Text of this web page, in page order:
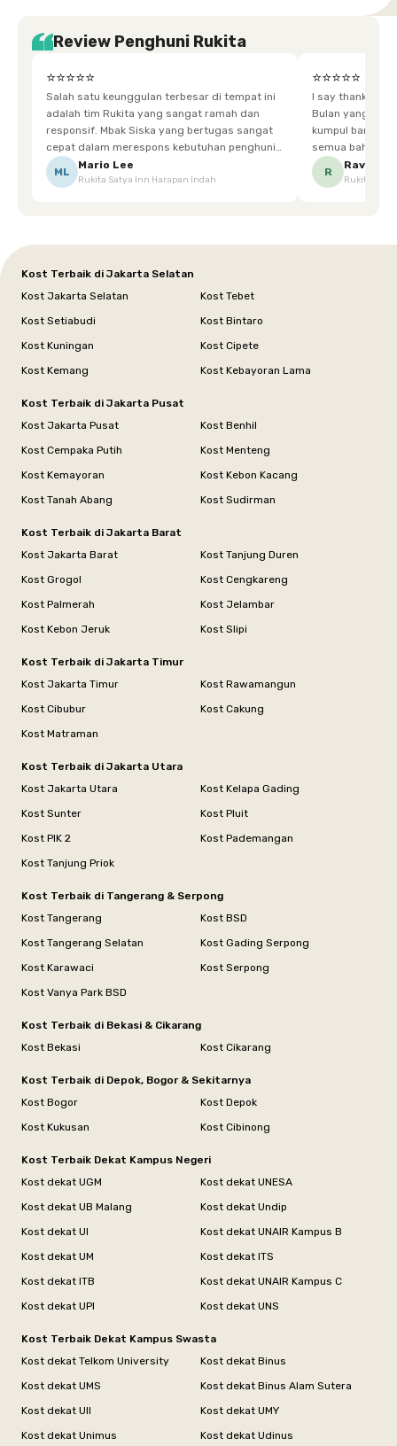
Review Penghuni Rukita
⭐⭐⭐⭐⭐
Salah satu keunggulan terbesar di tempat ini
adalah tim Rukita yang sangat ramah dan
responsif. Mbak Siska yang bertugas sangat
cepat dalam merespons kebutuhan penghuni.
Ketika saya meminta keset karena sempat
terpeleset, permintaan tersebut langsung
ML
Mario Lee
Rukita Satya Inn Harapan Indah
⭐⭐⭐⭐⭐
I say thankyou
Bulan yang super happy! banyak
kumpul bareng
semua bahagia
mgkn saran dari air aja & kebersihan lebih di
R
Ravena
Rukita
Kost Terbaik di Jakarta Selatan
Kost Jakarta Selatan
Kost Tebet
Kost Setiabudi
Kost Bintaro
Kost Kuningan
Kost Cipete
Kost Kemang
Kost Kebayoran Lama
Kost Terbaik di Jakarta Pusat
Kost Jakarta Pusat
Kost Benhil
Kost Cempaka Putih
Kost Menteng
Kost Kemayoran
Kost Kebon Kacang
Kost Tanah Abang
Kost Sudirman
Kost Terbaik di Jakarta Barat
Kost Jakarta Barat
Kost Tanjung Duren
Kost Grogol
Kost Cengkareng
Kost Palmerah
Kost Jelambar
Kost Kebon Jeruk
Kost Slipi
Kost Terbaik di Jakarta Timur
Kost Jakarta Timur
Kost Rawamangun
Kost Cibubur
Kost Cakung
Kost Matraman
Kost Terbaik di Jakarta Utara
Kost Jakarta Utara
Kost Kelapa Gading
Kost Sunter
Kost Pluit
Kost PIK 2
Kost Pademangan
Kost Tanjung Priok
Kost Terbaik di Tangerang & Serpong
Kost Tangerang
Kost BSD
Kost Tangerang Selatan
Kost Gading Serpong
Kost Karawaci
Kost Serpong
Kost Vanya Park BSD
Kost Terbaik di Bekasi & Cikarang
Kost Bekasi
Kost Cikarang
Kost Terbaik di Depok, Bogor & Sekitarnya
Kost Bogor
Kost Depok
Kost Kukusan
Kost Cibinong
Kost Terbaik Dekat Kampus Negeri
Kost dekat UGM
Kost dekat UNESA
Kost dekat UB Malang
Kost dekat Undip
Kost dekat UI
Kost dekat UNAIR Kampus B
Kost dekat UM
Kost dekat ITS
Kost dekat ITB
Kost dekat UNAIR Kampus C
Kost dekat UPI
Kost dekat UNS
Kost Terbaik Dekat Kampus Swasta
Kost dekat Telkom University
Kost dekat Binus
Kost dekat UMS
Kost dekat Binus Alam Sutera
Kost dekat UII
Kost dekat UMY
Kost dekat Unimus
Kost dekat Udinus